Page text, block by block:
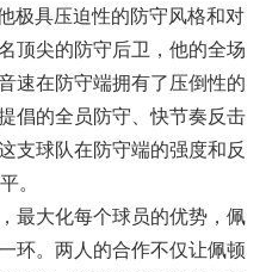
极具压迫性的防守风格和对
顶尖的防守后卫，他的全场
速在防守端拥有了压倒性的
倡的全员防守、快节奏反击
支球队在防守端的强度和反
。
最大化每个球员的优势，佩
环。两人的合作不仅让佩顿